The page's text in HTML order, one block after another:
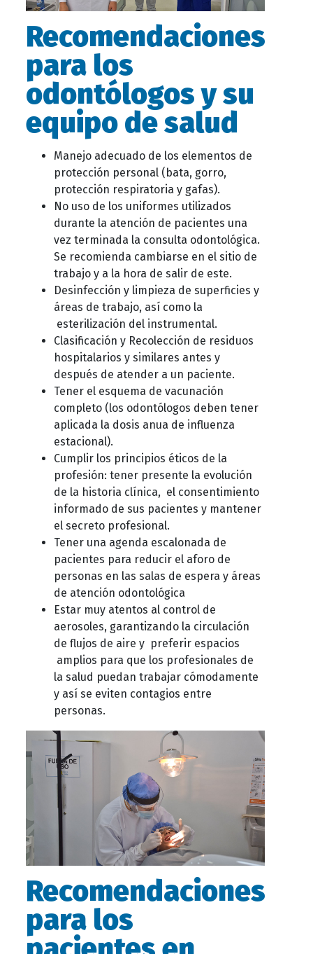
Recomendaciones
para los
odontólogos y su
equipo de salud
Manejo adecuado de los elementos de
protección personal (bata, gorro,
protección respiratoria y gafas).
No uso de los uniformes utilizados
durante la atención de pacientes una
vez terminada la consulta odontológica.
Se recomienda cambiarse en el sitio de
trabajo y a la hora de salir de este.
Desinfección y limpieza de superficies y
áreas de trabajo, así como la
esterilización del instrumental.
Clasificación y Recolección de residuos
hospitalarios y similares antes y
después de atender a un paciente.
Tener el esquema de vacunación
completo (los odontólogos deben tener
aplicada la dosis anua de influenza
estacional).
Cumplir los principios éticos de la
profesión: tener presente la evolución
de la historia clínica, el consentimiento
informado de sus pacientes y mantener
el secreto profesional.
Tener una agenda escalonada de
pacientes para reducir el aforo de
personas en las salas de espera y áreas
de atención odontológica
Estar muy atentos al control de
aerosoles, garantizando la circulación
de flujos de aire y preferir espacios
amplios para que los profesionales de
la salud puedan trabajar cómodamente
y así se eviten contagios entre
personas.
Recomendaciones
para los